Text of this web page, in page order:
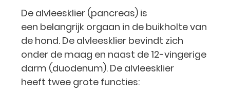
De alvleesklier (pancreas) is
een belangrijk orgaan in de buikholte van
de hond. De alvleesklier bevindt zich
onder de maag en naast de 12-vingerige
darm (duodenum). De alvleesklier
heeft twee grote functies: